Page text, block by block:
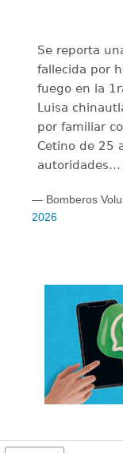
Se reporta
fallecida por
fuego en la
Luisa
por familiar
Cetino de 25
autoridades…
— Bomberos
2026